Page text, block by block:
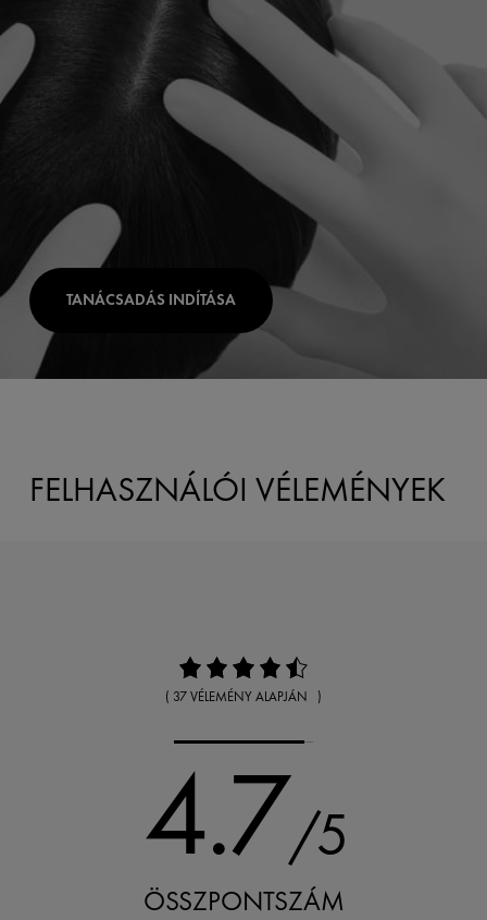
TANÁCSADÁS INDÍTÁSA
FELHASZNÁLÓI VÉLEMÉNYEK
( 37 VÉLEMÉNY ALAPJÁN )
4.7/5
ÖSSZPONTSZÁM